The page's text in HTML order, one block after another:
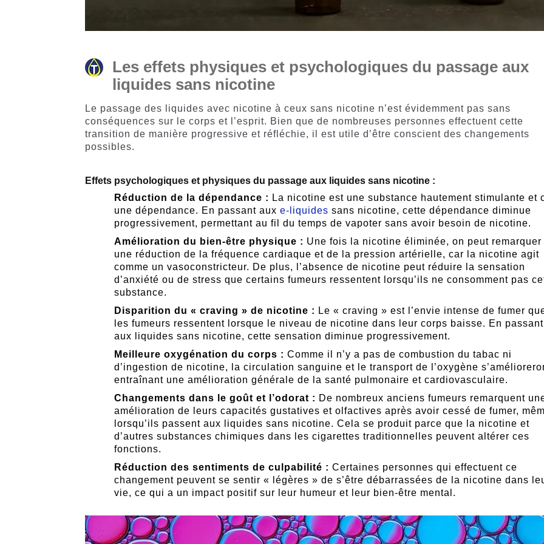
Les effets physiques et psychologiques du passage aux
liquides sans nicotine
Le passage des liquides avec nicotine à ceux sans nicotine n’est évidemment pas sans
conséquences sur le corps et l’esprit. Bien que de nombreuses personnes effectuent cette
transition de manière progressive et réfléchie, il est utile d’être conscient des changements
possibles.
Effets psychologiques et physiques du passage aux liquides sans nicotine :
Réduction de la dépendance : La nicotine est une substance hautement stimulante et
une dépendance. En passant auxe-liquides sans nicotine, cette dépendance diminue
progressivement, permettant au fil du temps de vapoter sans avoir besoin de nicotine.
Amélioration du bien-être physique : Une fois la nicotine éliminée, on peut remarquer
une réduction de la fréquence cardiaque et de la pression artérielle, car la nicotine agit
comme un vasoconstricteur. De plus, l’absence de nicotine peut réduire la sensation
d’anxiété ou de stress que certains fumeurs ressentent lorsqu’ils ne consomment pas
substance.
Disparition du « craving » de nicotine : Le « craving » est l’envie intense de fumer
les fumeurs ressentent lorsque le niveau de nicotine dans leur corps baisse. En passant
aux liquides sans nicotine, cette sensation diminue progressivement.
Meilleure oxygénation du corps : Comme il n’y a pas de combustion du tabac ni
d’ingestion de nicotine, la circulation sanguine et le transport de l’oxygène
entraînant une amélioration générale de la santé pulmonaire et cardiovasculaire.
Changements dans le goût et l’odorat : De nombreux anciens fumeurs remarquent
amélioration de leurs capacités gustatives et olfactives après avoir cessé de fumer,
lorsqu’ils passent aux liquides sans nicotine. Cela se produit parce que la nicotine et
d’autres substances chimiques dans les cigarettes traditionnelles peuvent altérer ces
fonctions.
Réduction des sentiments de culpabilité : Certaines personnes qui effectuent ce
changement peuvent se sentir « légères » de s’être débarrassées de la nicotine dans
vie, ce qui a un impact positif sur leur humeur et leur bien-être mental.